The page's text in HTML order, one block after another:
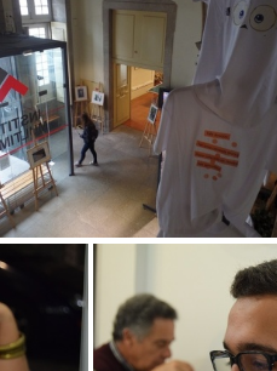
DSC 0105-680x1024
SAM 9036-1024x768